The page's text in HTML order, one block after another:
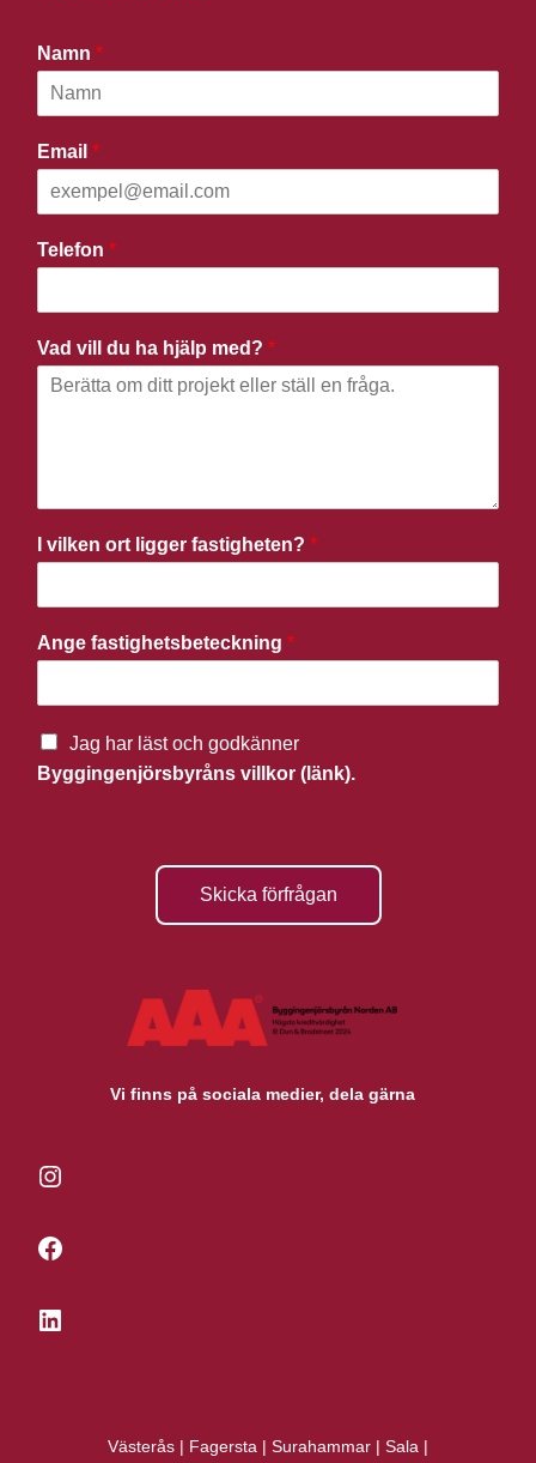
Namn *
Email *
Telefon *
Vad vill du ha hjälp med? *
I vilken ort ligger fastigheten? *
Ange fastighetsbeteckning *
Jag har läst och godkänner
Byggingenjörsbyråns villkor (länk).
Skicka förfrågan
Vi finns på sociala medier, dela gärna
Instagram
Facebook
LinkedIn
Västerås | Fagersta | Surahammar | Sala |